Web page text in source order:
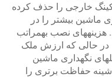
خارجی را حذف کرده
بیشتر را در
هزینههای نصب بهمراتب
در حالی که ارزش ملک
نگهداری ماشین
حفاظت برتری را